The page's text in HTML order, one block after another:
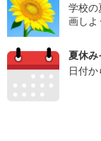
学校の
画しよ
夏休み
日付